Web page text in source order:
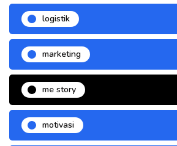
logistik
marketing
me story
motivasi